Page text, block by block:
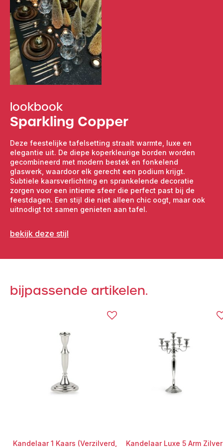
lookbook
Sparkling Copper
Deze feestelijke tafelsetting straalt warmte, luxe en
elegantie uit. De diepe koperkleurige borden worden
gecombineerd met modern bestek en fonkelend
glaswerk, waardoor elk gerecht een podium krijgt.
Subtiele kaarsverlichting en sprankelende decoratie
zorgen voor een intieme sfeer die perfect past bij de
feestdagen. Een stijl die niet alleen chic oogt, maar ook
uitnodigt tot samen genieten aan tafel.
bekijk deze stijl
bijpassende artikelen.
Kandelaar 1 Kaars (Verzilverd,
Kandelaar Luxe 5 Arm Zilver